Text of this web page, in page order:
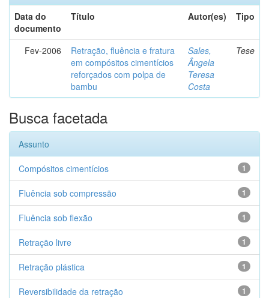
Data do
documento
Título Autor(es) Tipo
Fev-2006
Retração, fluência e fratura
em compósitos cimentícios
reforçados com polpa de
bambu
Sales,
Ângela
Teresa
Costa
Tese
Busca facetada
Assunto
1
Compósitos cimentícios
1
Fluência sob compressão
1
Fluência sob flexão
1
Retração livre
1
Retração plástica
1
Reversibilidade da retração